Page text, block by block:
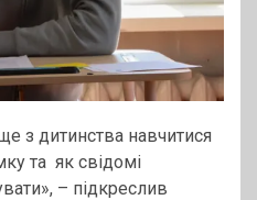
з дитинства навчитися
та як свідомі
– підкреслив